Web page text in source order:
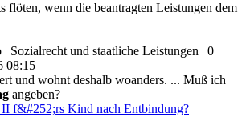
flöten, wenn die beantragten Leistungen dem
| Sozialrecht und staatliche Leistungen | 0
08:15
und wohnt deshalb woanders. ... Muß ich
angeben?
f&#252;rs Kind nach Entbindung?